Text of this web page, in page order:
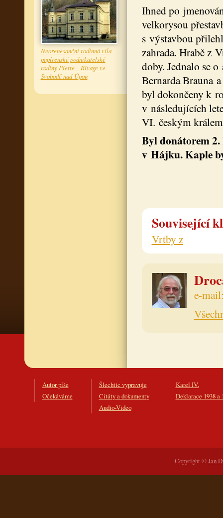
Neorenesanční rodinná vila
papírenské podnikatelské
rodiny Piette – Rivage ve
Svobodě nad Úpou
Ihned po
velkorysou
s výstavbou
zahrada. Hrabě z
doby. Jednalo se
Bernarda Brauna
byl dokončeny k
v následujících
VI. českým
Byl donátorem
v Hájku. Kaple
Související
Vrtby z
e-
Autor píše
Očekáváme
Šlechtic vypravuje
Citáty a dokumenty
Audio-Video
Karel IV.
Deklarace 1938 a
Copyright ©Jan